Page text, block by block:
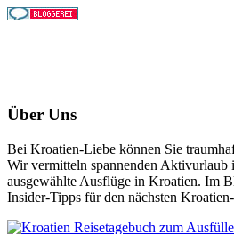
Über Uns
Bei Kroatien-Liebe können Sie
Wir vermitteln spannenden Aktivurlaub
ausgewählte Ausflüge in Kroatien. Im
Insider-Tipps für den nächsten